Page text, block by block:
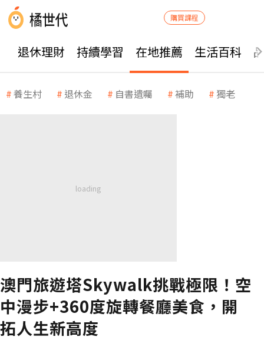
購買課程
退休理財 持續學習 在地推薦 生活百科
養生村 退休金 自書遺囑 補助 獨老
澳門旅遊塔Skywalk挑戰極限！空
中漫步+360度旋轉餐廳美食，開
拓人生新高度